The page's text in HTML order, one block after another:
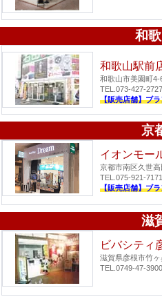
和
和歌山駅前
和歌山市美園町4-
TEL.073-427-2727
【販売店舗】ブ
京
イオンモー
京都市南区久世
TEL.075-921-7171
【販売店舗】ブ
滋
ビバシティ
滋賀県彦根市竹
TEL.0749-47-3900